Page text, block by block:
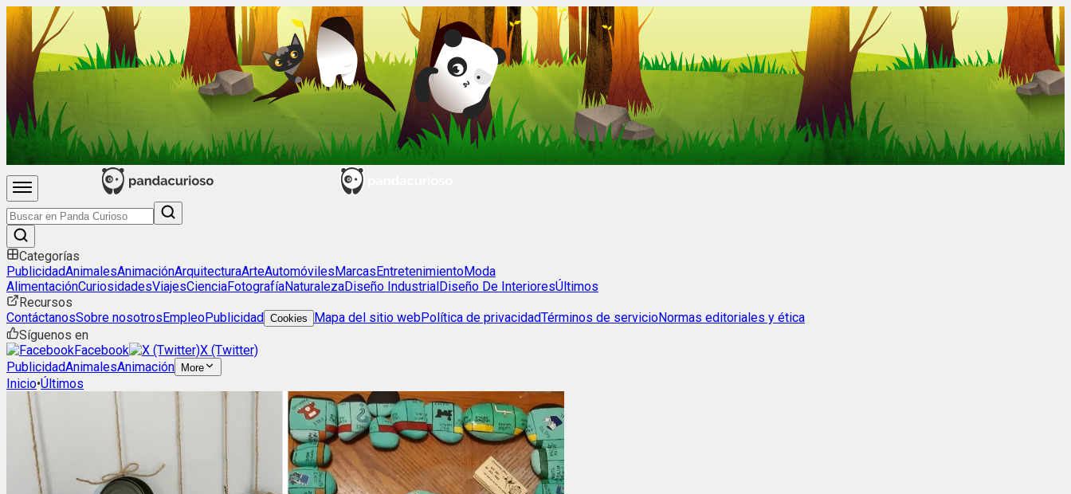
Categorías
PublicidadAnimalesAnimaciónArquitecturaArteAutomóvilesMarcasEntretenimientoModa
AlimentaciónCuriosidadesViajesCienciaFotografíaNaturalezaDiseño IndustrialDiseño De InterioresÚltimos
Recursos
ContáctanosSobre nosotrosEmpleoPublicidad Cookies Mapa del sitio webPolítica de privacidadTérminos de servicioNormas editoriales y ética
Síguenos en
Facebook
X (Twitter)
PublicidadAnimalesAnimación More
Inicio•Últimos